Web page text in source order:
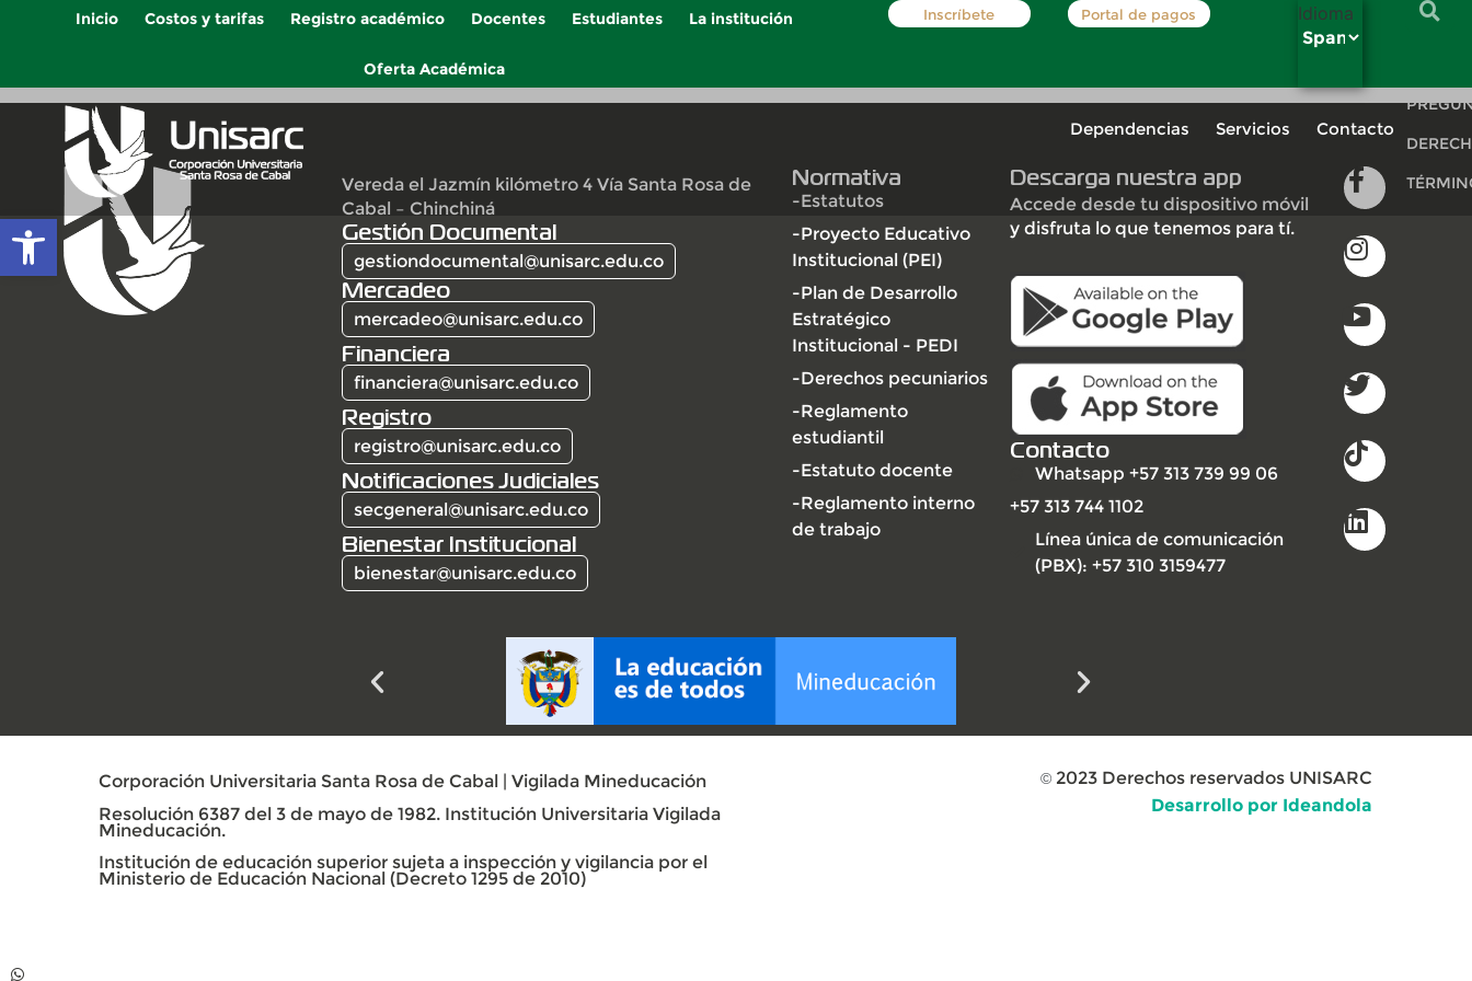
Abrir barra de herramientas
Inicio Costos y tarifas Registro académico Docentes Estudiantes La institución
Oferta Académica
Inscríbete Portal de pagos Idioma
Dependencias Servicios Contacto
Vereda el Jazmín kilómetro 4 Vía Santa Rosa de
Cabal – Chinchiná
Gestión Documental
gestiondocumental@unisarc.edu.co
Mercadeo
mercadeo@unisarc.edu.co
Financiera
financiera@unisarc.edu.co
Registro
registro@unisarc.edu.co
Notificaciones Judiciales
secgeneral@unisarc.edu.co
Bienestar Institucional
bienestar@unisarc.edu.co
Normativa
-Estatutos
-Proyecto Educativo
Institucional (PEI)
-Plan de Desarrollo
Estratégico
Institucional - PEDI
-Derechos pecuniarios
-Reglamento
estudiantil
-Estatuto docente
-Reglamento interno
de trabajo
Descarga nuestra app
Accede desde tu dispositivo móvil
y disfruta lo que tenemos para tí.
Contacto
Whatsapp +57 313 739 99 06
+57 313 744 1102
Línea única de comunicación
(PBX): +57 310 3159477
Corporación Universitaria Santa Rosa de Cabal | Vigilada Mineducación
Resolución 6387 del 3 de mayo de 1982. Institución Universitaria Vigilada
Mineducación.
Institución de educación superior sujeta a inspección y vigilancia por el
Ministerio de Educación Nacional (Decreto 1295 de 2010)
© 2023 Derechos reservados UNISARC
Desarrollo por Ideandola